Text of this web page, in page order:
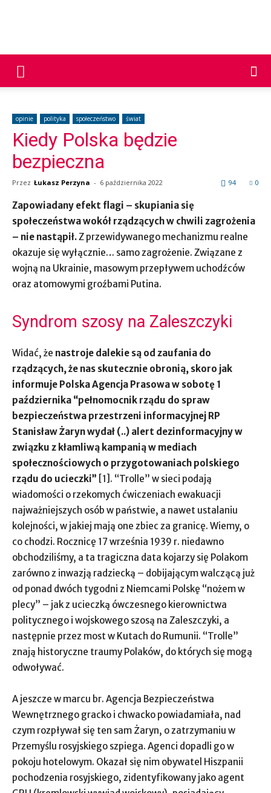
PNP
opinie polityka społeczeństwo świat
Kiedy Polska będzie
bezpieczna
Przez Łukasz Perzyna - 6 października 2022 0
94
Zapowiadany efekt flagi – skupiania się
społeczeństwa wokół rządzących w chwili zagrożenia
– nie nastąpił.Z przewidywanego mechanizmu realne
okazuje się wyłącznie… samo zagrożenie. Związane z
wojną na Ukrainie, masowym przepływem uchodźców
oraz atomowymi groźbami Putina.
Syndrom szosy na Zaleszczyki
Widać, że nastroje dalekie są od zaufania do
rządzących, że nas skutecznie obronią, skoro jak
informuje Polska Agencja Prasowa w sobotę 1
października “pełnomocnik rządu do spraw
bezpieczeństwa przestrzeni informacyjnej RP
Stanisław Żaryn wydał (..) alert dezinformacyjny w
związku z kłamliwą kampanią w mediach
społecznościowych o przygotowaniach polskiego
rządu do ucieczki” [1]. “Trolle” w sieci podają
wiadomości o rzekomych ćwiczeniach ewakuacji
najważniejszych osób w państwie, a nawet ustalaniu
kolejności, w jakiej mają one zbiec za granicę. Wiemy, o
co chodzi. Rocznicę 17 września 1939 r. niedawno
obchodziliśmy, a ta tragiczna data kojarzy się Polakom
zarówno z inwazją radziecką – dobijającym walczącą już
od ponad dwóch tygodni z Niemcami Polskę “nożem w
plecy” – jak z ucieczką ówczesnego kierownictwa
politycznego i wojskowego szosą na Zaleszczyki, a
następnie przez most w Kutach do Rumunii. “Trolle”
znają historyczne traumy Polaków, do których się mogą
odwoływać.
A jeszcze w marcu br. Agencja Bezpieczeństwa
Wewnętrznego gracko i chwacko powiadamiała, nad
czym rozpływał się ten sam Żaryn, o zatrzymaniu w
Przemyślu rosyjskiego szpiega. Agenci dopadli go w
pokoju hotelowym. Okazał się nim obywatel Hiszpanii
pochodzenia rosyjskiego, zidentyfikowany jako agent